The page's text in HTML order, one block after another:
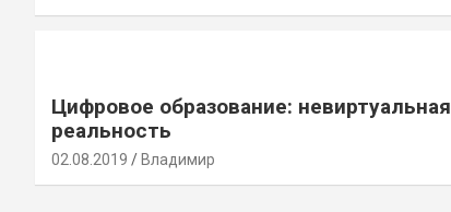
Цифровое образование: невиртуальная
реальность
02.08.2019 Владимир